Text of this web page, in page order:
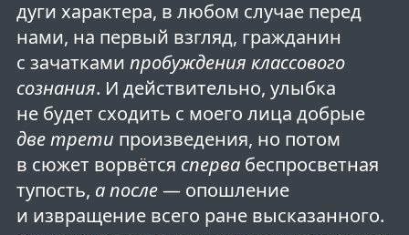
дуги характера, в любом случае перед
нами, на первый взгляд, гражданин
с зачатками пробуждения классового
сознания. И действительно, улыбка
не будет сходить с моего лица добрые
две трети произведения, но потом
в сюжет ворвётся спервабеспросветная
тупость, а после— опошление
и извращение всего ране высказанного.